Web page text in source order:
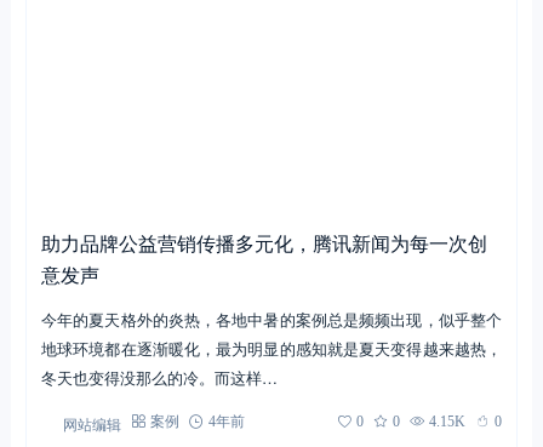
助力品牌公益营销传播多元化，腾讯新闻为每一次创
意发声
今年的夏天格外的炎热，各地中暑的案例总是频频出现，似乎整个
地球环境都在逐渐暖化，最为明显的感知就是夏天变得越来越热，
冬天也变得没那么的冷。而这样…
网站编辑 案例 4年前 0 0 4.15K 0